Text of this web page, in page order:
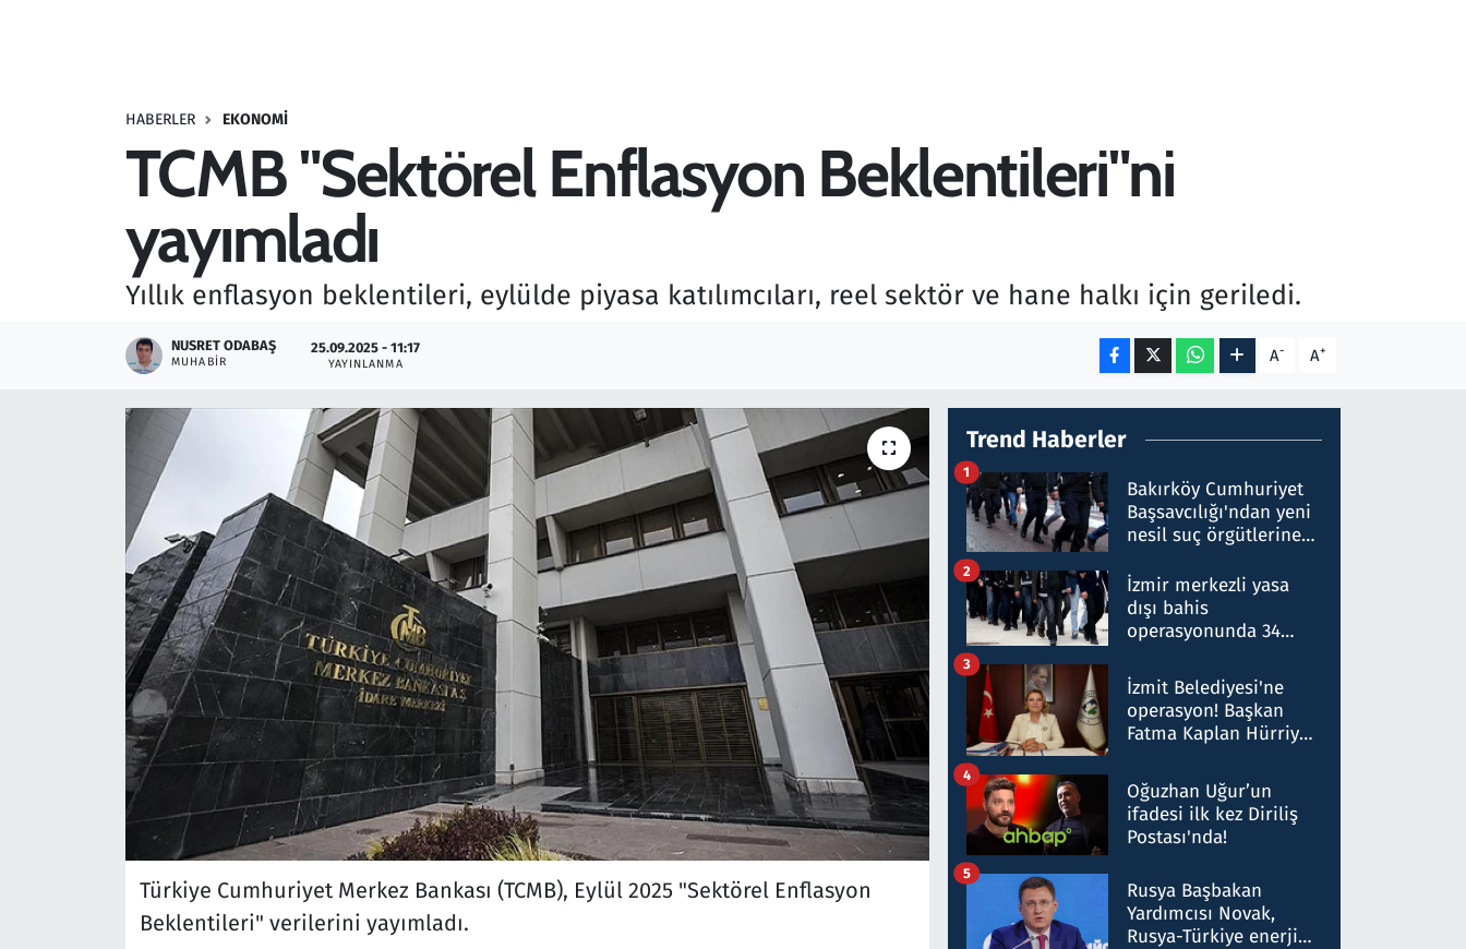
HABERLER EKONOMI
TCMB "Sektörel Enflasyon Beklentileri"ni
yayımladı
Yıllık enflasyon beklentileri, eylülde piyasa katılımcıları, reel sektör ve hane halkı için geriledi.
NUSRET ODABAŞ
MUHABIR
25.09.2025 - 11:17
YAYINLANMA A- A+
Türkiye Cumhuriyet Merkez Bankası (TCMB), Eylül 2025 "Sektörel Enflasyon
Beklentileri" verilerini yayımladı.
Trend Haberler
Bakırköy Cumhuriyet
Başsavcılığı'ndan yeni
nesil suç örgütlerine
hakkında gözaltı kararı
1
İzmir merkezli yasa
dışı bahis
operasyonunda 34
Milyar liralık para
trafiği tespit edildi
2
İzmit Belediyesi'ne
operasyon! Başkan
Fatma Kaplan Hürriyet
3
Oğuzhan Uğur’un
ifadesi ilk kez Diriliş
Postası'nda!
4
Rusya Başbakan
Yardımcısı Novak,
Rusya-Türkiye enerji
5
Seçim 2023
Televizyon